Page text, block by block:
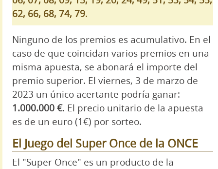
62, 66, 68, 74, 79.
Ninguno de los premios es acumulativo. En el
caso de que coincidan varios premios en una
misma apuesta, se abonará el importe del
premio superior. El viernes, 3 de marzo de
2023 un único acertante podría ganar:
1.000.000 €. El precio unitario de la apuesta
es de un euro (1€) por sorteo.
El Juego del Super Once de la ONCE
El "Super Once" es un producto de la